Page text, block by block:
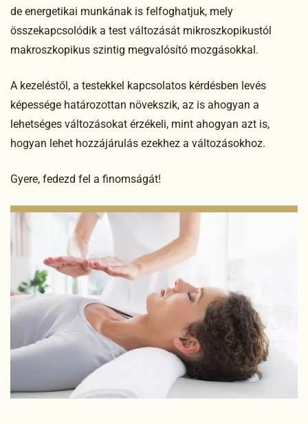
de energetikai munkának is felfoghatjuk, mely
összekapcsolódik a test változását mikroszkopikustól
makroszkopikus szintig megvalósító mozgásokkal.
A kezeléstől, a testekkel kapcsolatos kérdésben levés
képessége határozottan növekszik, az is ahogyan a
lehetséges változásokat érzékeli, mint ahogyan azt is,
hogyan lehet hozzájárulás ezekhez a változásokhoz.
Gyere, fedezd fel a finomságát!